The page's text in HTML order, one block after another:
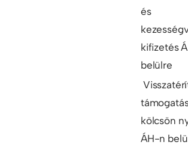
és
kifizetés
belülre
kölcsön
ÁH-n